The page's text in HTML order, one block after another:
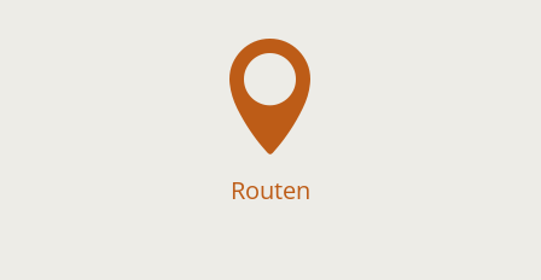

Routen